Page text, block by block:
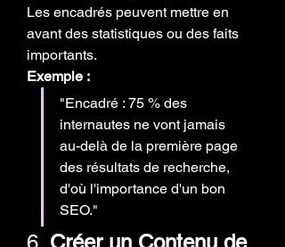
Les encadrés peuvent mettre en
avant des statistiques ou des faits
importants.
Exemple :
"Encadré : 75 % des
internautes ne vont jamais
au-delà de la première page
des résultats de recherche,
d'où l'importance d'un bon
SEO."
6. Créer un Contenu de